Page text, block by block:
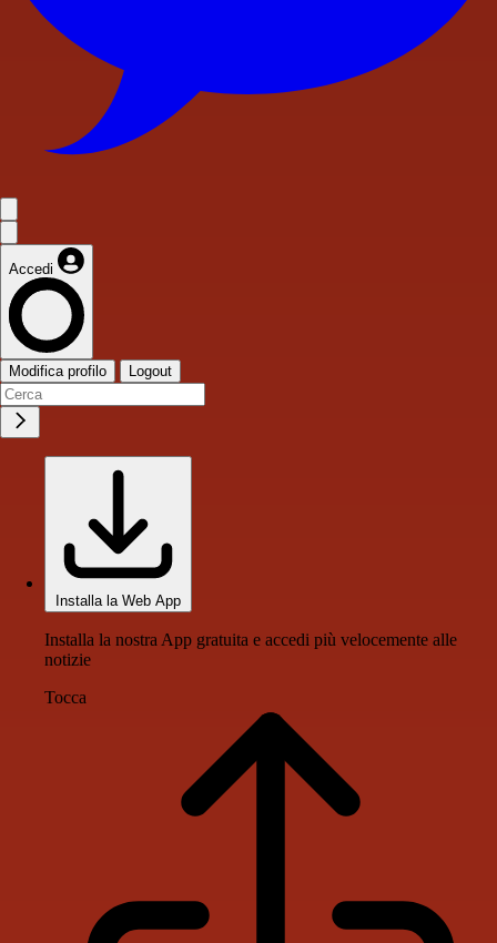
Accedi
Modifica profilo Logout
Installa la Web App
Installa la nostra App gratuita e accedi più velocemente alle
notizie
Tocca